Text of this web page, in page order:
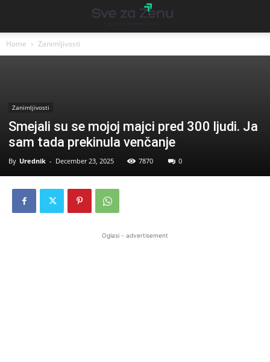
Home Zanimljivosti
Zanimljivosti
Smejali su se mojoj majci pred 300 ljudi. Ja
sam tada prekinula venčanje
By Urednik - December 23, 2025 7870 0
Oglasi - advertisement